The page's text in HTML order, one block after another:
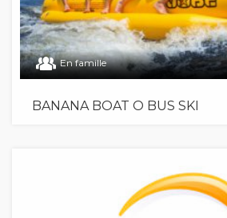
En famille
BANANA BOAT O BUS SKI